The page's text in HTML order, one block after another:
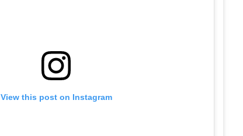
View this post on Instagram